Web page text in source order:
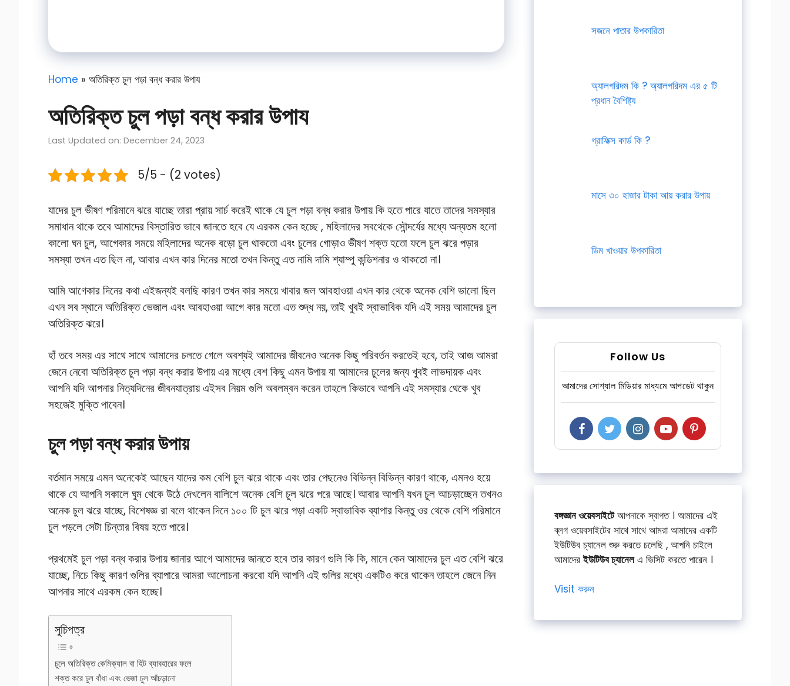
Home » অতিরিক্ত চুল পড়া বন্ধ করার উপায
অতিরিক্ত চুল পড়া বন্ধ করার উপায
Last Updated on: December 24, 2023
5/5 - (2 votes)
যাদের চুল ভীষণ পরিমানে ঝরে যাচ্ছে তারা প্রায় সার্চ করেই থাকে যে চুল পড়া বন্ধ করার উপায় কি হতে পারে যাতে তাদের সমস্যার
সমাধান থাকে তবে আমাদের বিস্তারিত ভাবে জানতে হবে যে এরকম কেন হচ্ছে , মহিলাদের সবথেকে সৌন্দর্যের মধ্যে অন্যতম হলো
কালো ঘন চুল, আগেকার সময়ে মহিলাদের অনেক বড়ো চুল থাকতো এবং চুলের গোড়াও ভীষণ শক্ত হতো ফলে চুল ঝরে পড়ার
সমস্যা তখন এত ছিল না, আবার এখন কার দিনের মতো তখন কিন্তু এত নামি দামি শ্যাম্পু কন্ডিশনার ও থাকতো না।
আমি আগেকার দিনের কথা এইজন্যই বলছি কারণ তখন কার সময়ে খাবার জল আবহাওয়া এখন কার থেকে অনেক বেশি ভালো ছিল
এখন সব স্থানে অতিরিক্ত ভেজাল এবং আবহাওয়া আগে কার মতো এত শুদ্ধ নয়, তাই খুবই স্বাভাবিক যদি এই সময় আমাদের চুল
অতিরিক্ত ঝরে।
হাঁ তবে সময় এর সাথে সাথে আমাদের চলতে গেলে অবশ্যই আমাদের জীবনেও অনেক কিছু পরিবর্তন করতেই হবে, তাই আজ আমরা
জেনে নেবো অতিরিক্ত চুল পড়া বন্ধ করার উপায় এর মধ্যে বেশ কিছু এমন উপায় যা আমাদের চুলের জন্য খুবই লাভদায়ক এবং
আপনি যদি আপনার নিত্যদিনের জীবনযাত্রায় এইসব নিয়ম গুলি অবলম্বন করেন তাহলে কিভাবে আপনি এই সমস্যার থেকে খুব
সহজেই মুক্তি পাবেন।
চুল পড়া বন্ধ করার উপায়
বর্তমান সময়ে এমন অনেকেই আছেন যাদের কম বেশি চুল ঝরে থাকে এবং তার পেছনেও বিভিন্ন বিভিন্ন কারণ থাকে, এমনও হয়ে
থাকে যে আপনি সকালে ঘুম থেকে উঠে দেখলেন বালিশে অনেক বেশি চুল ঝরে পরে আছে। আবার আপনি যখন চুল আচড়াচ্ছেন তখনও
অনেক চুল ঝরে যাচ্ছে, বিশেষজ্ঞ রা বলে থাকেন দিনে ১০০ টি চুল ঝরে পড়া একটি স্বাভাবিক ব্যাপার কিন্তু ওর থেকে বেশি পরিমানে
চুল পড়লে সেটা চিন্তার বিষয় হতে পারে।
প্রথমেই চুল পড়া বন্ধ করার উপায় জানার আগে আমাদের জানতে হবে তার কারণ গুলি কি কি, মানে কেন আমাদের চুল এত বেশি ঝরে
যাচ্ছে, নিচে কিছু কারণ গুলির ব্যাপারে আমরা আলোচনা করবো যদি আপনি এই গুলির মধ্যে একটিও করে থাকেন তাহলে জেনে নিন
আপনার সাথে এরকম কেন হচ্ছে।
সুচিপত্র
চুলে অতিরিক্ত কেমিক্যাল বা হিট ব্যাবহারের ফলে
শক্ত করে চুল বাঁধা এবং ভেজা চুল আঁচড়ানো
সজনে পাতার উপকারিতা
অ্যালগরিদম কি ? অ্যালগরিদম এর ৫ টি
প্রধান বৈশিষ্ট্য
গ্রাফিক্স কার্ড কি ?
মাসে ৩০ হাজার টাকা আয় করার উপায়
ডিম খাওয়ার উপকারিতা
Follow Us
আমাদের সোশ্যাল মিডিয়ার মাধ্যমে আপডেট থাকুন
বঙ্গজ্ঞান ওয়েবসাইটেআপনাকে স্বাগত । আমাদের এই
ব্লগ ওয়েবসাইটের সাথে সাথে আমরা আমাদের একটি
ইউটিউব চ্যানেল শুরু করতে চলেছি , আপনি চাইলে
আমাদেরইউটিউব চ্যানেলএ ভিসিট করতে পারেন ।
Visit করুন